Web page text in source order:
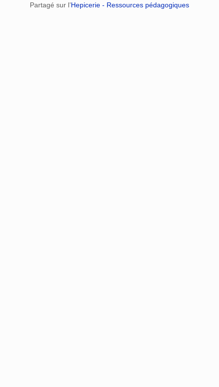
Partagé sur l’Hepicerie - Ressources pédagogiques